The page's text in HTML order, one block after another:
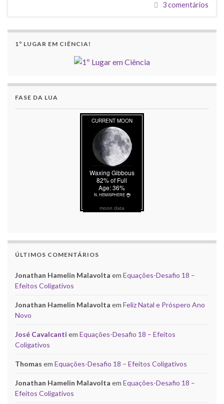
3 comentários
1º LUGAR EM CIÊNCIA!
FASE DA LUA
moon data
ÚLTIMOS COMENTÁRIOS
Jonathan Hamelin Malavolta em Equações-Desafio 18 –
Efeitos Coligativos
Jonathan Hamelin Malavolta em Feliz Natal e Próspero Ano
Novo
José Cavalcanti em Equações-Desafio 18 – Efeitos
Coligativos
Thomas em Equações-Desafio 18 – Efeitos Coligativos
Jonathan Hamelin Malavolta em Equações-Desafio 18 –
Efeitos Coligativos